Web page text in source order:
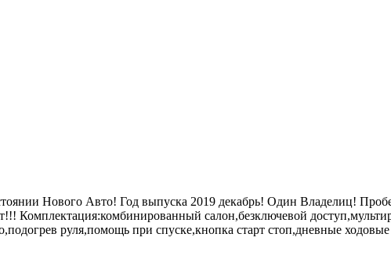
Нового Авто! Год выпуска 2019 декабрь! Один Владелиц!
Комплектация:комбинированный салон,безключевой
руля,помощь при спуске,кнопка старт стоп,дневные